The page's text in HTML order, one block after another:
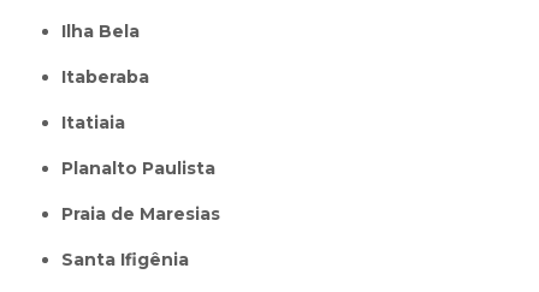
Ilha Bela
Itaberaba
itatiaia
Planalto Paulista
Praia de Maresias
Santa Ifigênia